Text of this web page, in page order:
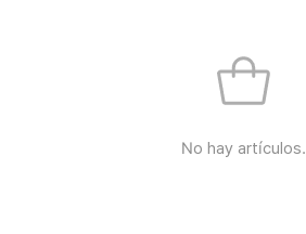
No hay artículos.